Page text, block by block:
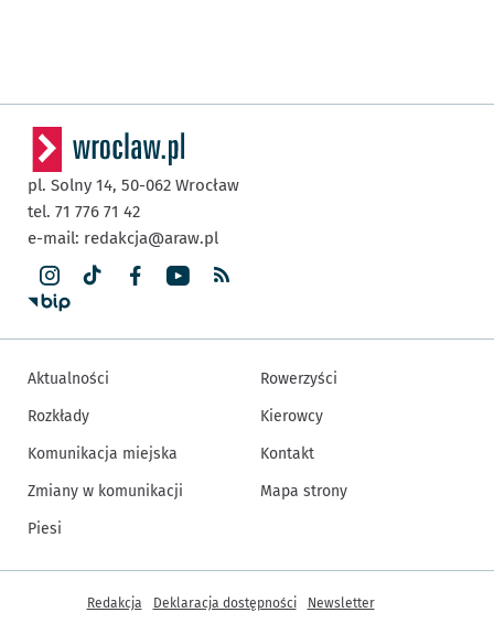
pl. Solny 14, 50-062 Wrocław
tel. 71 776 71 42
e-mail: redakcja@araw.pl
Aktualności
Rozkłady
Komunikacja miejska
Zmiany w komunikacji
Piesi
Rowerzyści
Kierowcy
Kontakt
Mapa strony
Inne informacje
Redakcja Deklaracja dostępności Newsletter